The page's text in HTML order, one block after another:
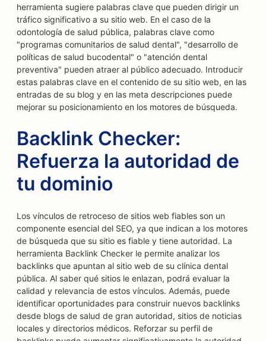
herramienta sugiere palabras clave que pueden dirigir un
tráfico significativo a su sitio web. En el caso de la
odontología de salud pública, palabras clave como
"programas comunitarios de salud dental", "desarrollo de
políticas de salud bucodental" o "atención dental
preventiva" pueden atraer al público adecuado. Introducir
estas palabras clave en el contenido de su sitio web, en las
entradas de su blog y en las meta descripciones puede
mejorar su posicionamiento en los motores de búsqueda.
Backlink Checker:
Refuerza la autoridad de
tu dominio
Los vínculos de retroceso de sitios web fiables son un
componente esencial del SEO, ya que indican a los motores
de búsqueda que su sitio es fiable y tiene autoridad. La
herramienta Backlink Checker le permite analizar los
backlinks que apuntan al sitio web de su clínica dental
pública. Al saber qué sitios le enlazan, podrá evaluar la
calidad y relevancia de estos vínculos. Además, puede
identificar oportunidades para construir nuevos backlinks
desde blogs de salud de gran autoridad, sitios de noticias
locales y directorios médicos. Reforzar su perfil de